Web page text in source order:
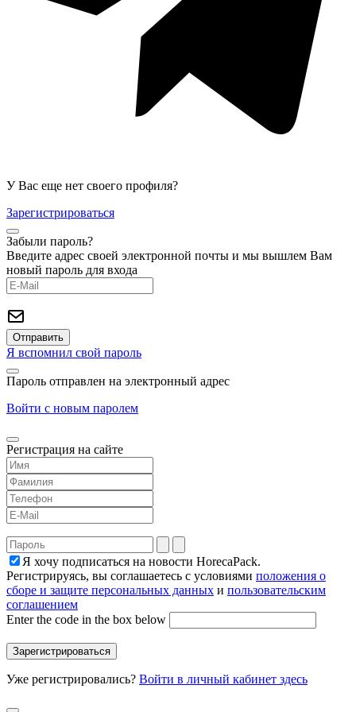
У Вас еще нет своего профиля?
Зарегистрироваться
Забыли пароль?
Введите адрес своей электронной почты и мы вышлем Вам
новый пароль для входа
Я вспомнил свой пароль
Пароль отправлен на электронный адрес
Войти с новым паролем
Регистрация на сайте
Я хочу подписаться на новости HorecaPack.
Регистрируясь, вы соглашаетесь с условиями положения о
сборе и защите персональных данных и пользовательским
соглашением
Enter the code in the box below
Уже регистрировались? Войти в личный кабинет здесь